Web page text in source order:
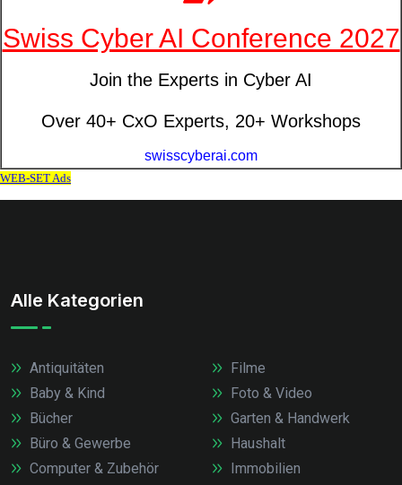
Alle Kategorien
Antiquitäten
Baby & Kind
Bücher
Büro & Gewerbe
Computer & Zubehör
Filme
Foto & Video
Garten & Handwerk
Haushalt
Immobilien